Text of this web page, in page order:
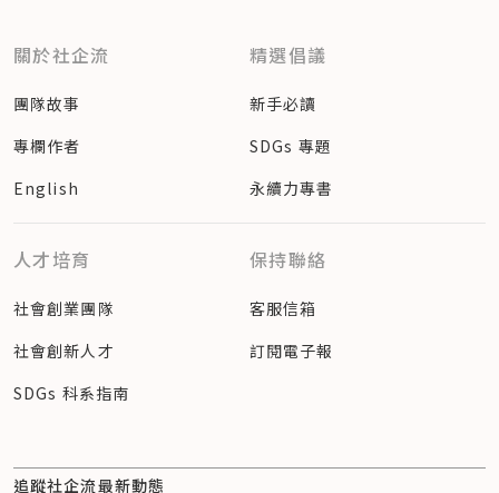
關於社企流
團隊故事
專欄作者
English
精選倡議
新手必讀
SDGs 專題
永續力專書
人才培育
社會創業團隊
社會創新人才
SDGs 科系指南
保持聯絡
客服信箱
訂閱電子報
追蹤社企流最新動態